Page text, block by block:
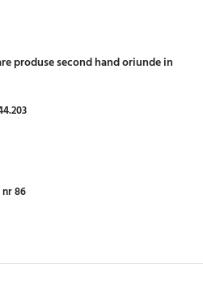
produse second hand oriunde in
86